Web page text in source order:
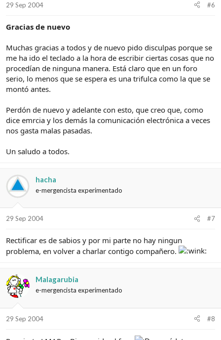
29 Sep 2004 #6
Gracias de nuevo
Muchas gracias a todos y de nuevo pido disculpas porque se
me ha ido el teclado a la hora de escribir ciertas cosas que no
procedían de ninguna manera. Está claro que en un foro
serio, lo menos que se espera es una trifulca como la que se
montó antes.
Perdón de nuevo y adelante con esto, que creo que, como
dice emrcia y los demás la comunicación electrónica a veces
nos gasta malas pasadas.
Un saludo a todos.
hacha
e-mergencista experimentado
29 Sep 2004 #7
Rectificar es de sabios y por mi parte no hay ningun
problema, en volver a charlar contigo compañero.
Malagarubia
e-mergencista experimentado
29 Sep 2004 #8